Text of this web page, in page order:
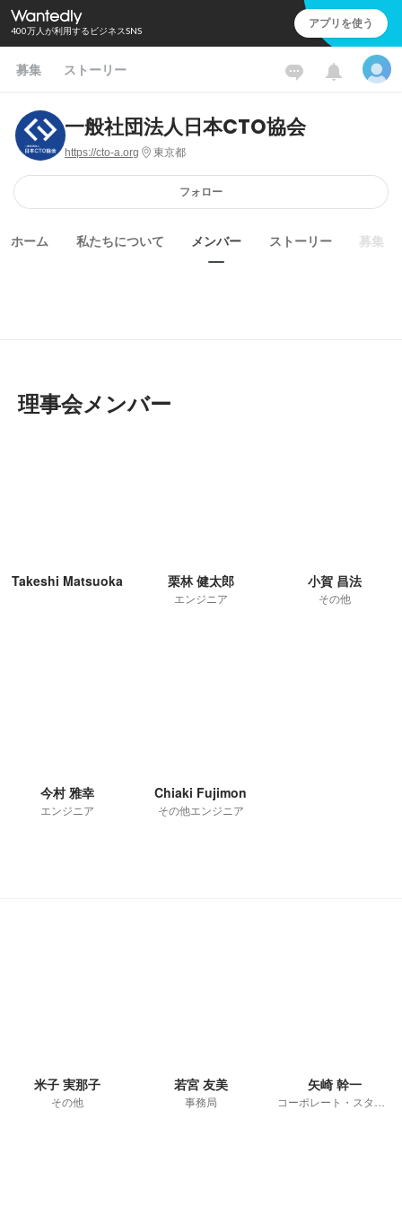
400万人が利用するビジネスSNS アプリを使う
募集 ストーリー
一般社団法人日本CTO協会
https://cto-a.org 東京都
フォロー
ホーム 私たちについて メンバー ストーリー 募集
理事会メンバー
Takeshi Matsuoka 栗林 健太郎
エンジニア
小賀 昌法
その他
今村 雅幸
エンジニア
Chiaki Fujimon
その他エンジニア
米子 実那子
その他
若宮 友美
事務局
矢崎 幹一